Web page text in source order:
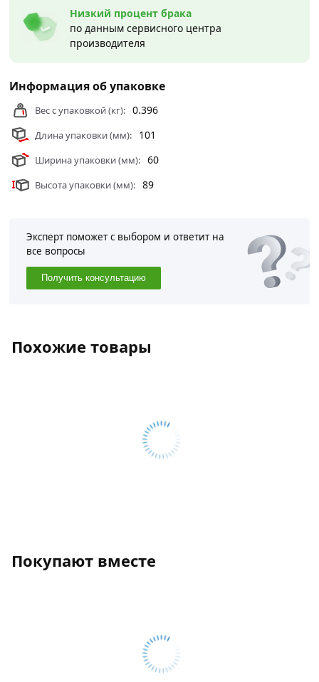
Низкий процент брака
по данным сервисного центра
производителя
Информация об упаковке
Вес с упаковкой (кг): 0.396
Длина упаковки (мм): 101
Ширина упаковки (мм): 60
Высота упаковки (мм): 89
Эксперт поможет с выбором и ответит на
все вопросы
Получить консультацию
Похожие товары
Покупают вместе